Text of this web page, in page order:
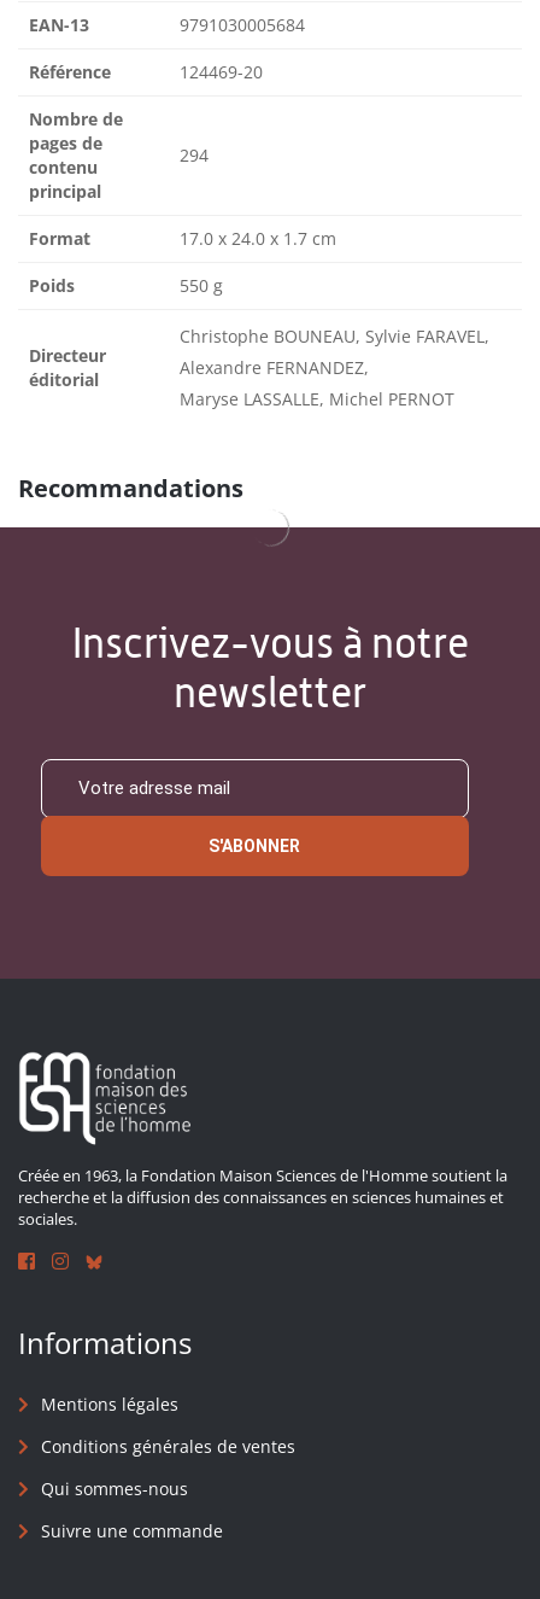
EAN-13 9791030005684
Référence 124469-20
Nombre de
pages de
contenu
principal
294
Format 17.0 x 24.0 x 1.7 cm
Poids 550 g
Directeur
éditorial
Christophe BOUNEAU, Sylvie FARAVEL,
Alexandre FERNANDEZ,
Maryse LASSALLE, Michel PERNOT
Recommandations
Inscrivez-vous à notre
newsletter
S'ABONNER
Créée en 1963, la Fondation Maison Sciences de l'Homme soutient la
recherche et la diffusion des connaissances en sciences humaines et
sociales.
Informations
Mentions légales
Conditions générales de ventes
Qui sommes-nous
Suivre une commande